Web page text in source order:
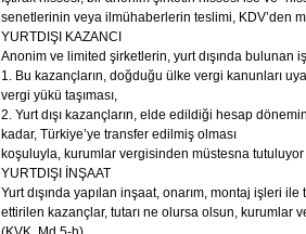
senetlerinin veya ilmühaberlerin teslimi, KDV’den
YURTDIŞI KAZANCI
Anonim ve limited şirketlerin, yurt dışında bulunan
1. Bu kazançların, doğduğu ülke vergi kanunları
vergi yükü taşıması,
2. Yurt dışı kazançların, elde edildiği hesap
kadar, Türkiye’ye transfer edilmiş olması
koşuluyla, kurumlar vergisinden müstesna
YURTDIŞI İNŞAAT
Yurt dışında yapılan inşaat, onarım, montaj işleri
ettirilen kazançlar, tutarı ne olursa olsun, kurumlar